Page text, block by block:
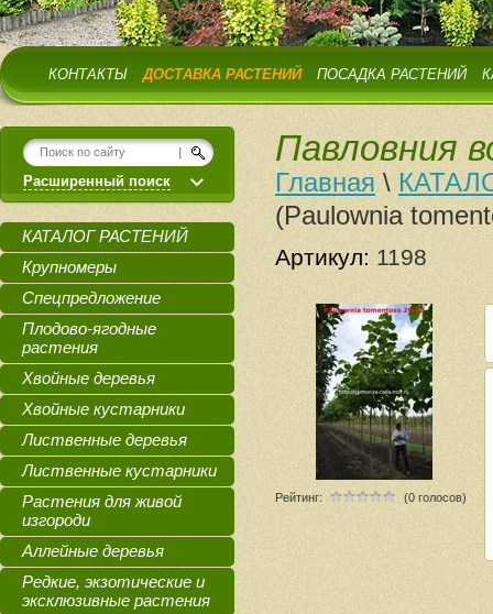
КОНТАКТЫ ДОСТАВКА РАСТЕНИЙ ПОСАДКА РАСТЕНИЙ
Павловния
Главная \
(Paulownia
Артикул: 1198
Рейтинг: (0 голосов)
Расширенный поиск
КАТАЛОГ РАСТЕНИЙ
Крупномеры
Спецпредложение
Плодово-ягодные
растения
Хвойные деревья
Хвойные кустарники
Лиственные деревья
Лиственные кустарники
Растения для живой
изгороди
Аллейные деревья
Редкие, экзотические и
эксклюзивные растения